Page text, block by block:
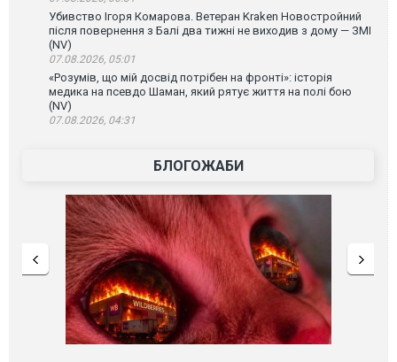
Убивство Ігоря Комарова. Ветеран Kraken Новостройний
після повернення з Балі два тижні не виходив з дому — ЗМІ
(NV)
07.08.2026, 05:01
«Розумів, що мій досвід потрібен на фронті»: історія
медика на псевдо Шаман, який рятує життя на полі бою
(NV)
07.08.2026, 04:31
БЛОГОЖАБИ